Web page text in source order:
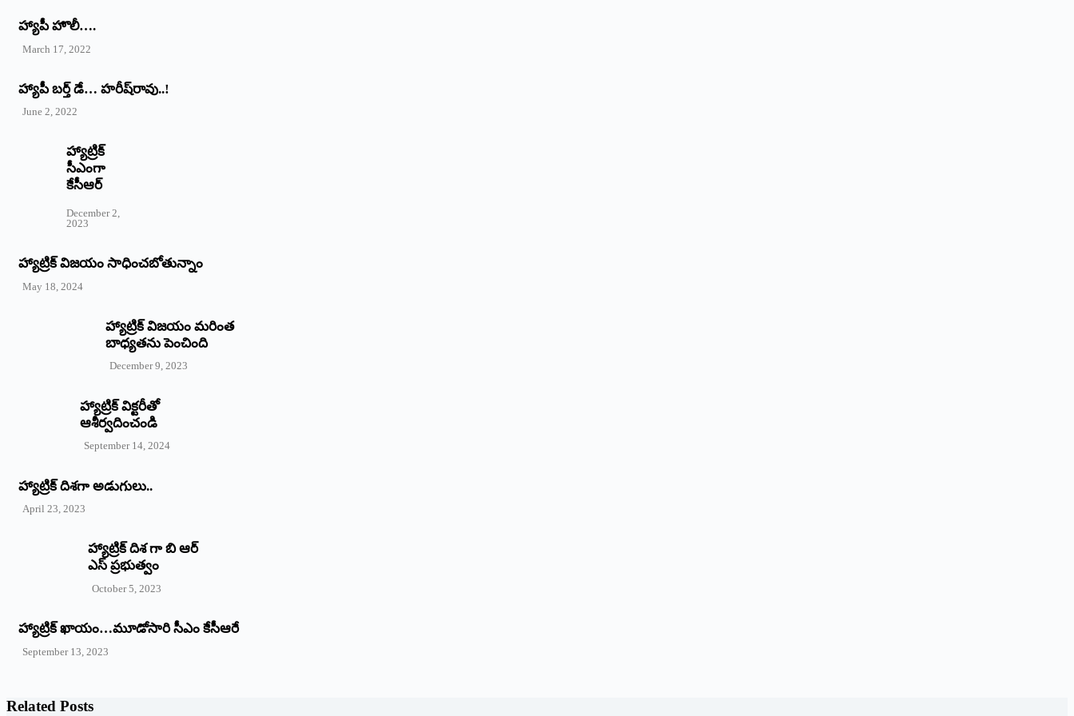
హ్యాపీ హొలీ….
March 17, 2022
హ్యాపీ బర్త్ ‌డే… హరీష్‌రావు..!
June 2, 2022
హ్యాట్రిక్‌
‌సీఎంగా
కేసీఆర్‌
December 2,
2023
హ్యాట్రిక్‌ విజయం సాధించబోతున్నాం
May 18, 2024
హ్యాట్రిక్ విజయం మరింత
బాధ్యతను పెంచింది
December 9, 2023
హ్యాట్రిక్‌ ‌విక్టరీతో
ఆశీర్వదించండి
September 14, 2024
‌హ్యాట్రిక్‌ ‌దిశగా అడుగులు..
April 23, 2023
హ్యాట్రిక్ దిశ గా బి ఆర్
ఎస్ ప్రభుత్వం
October 5, 2023
హ్యాట్రిక్‌ ‌ఖాయం…మూడోసారి సీఎం కేసీఆరే
September 13, 2023
Related Posts